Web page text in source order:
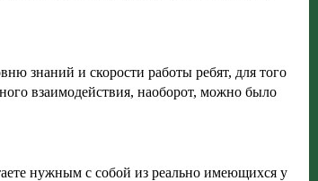
знаний и скорости работы ребят, для того
взаимодействия, наоборот, можно было
нужным с собой из реально имеющихся у